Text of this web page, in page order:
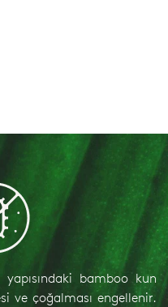
bamboo kun
ve çoğalması engellenir.